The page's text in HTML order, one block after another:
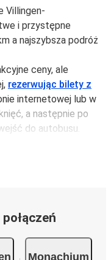
Villingen-
i przystępne
a najszybsza podróż
ceny, ale
rezerwując bilety z
internetowej lub w
a następnie po
do autobusu.
kupić bilety za
-
Monachium